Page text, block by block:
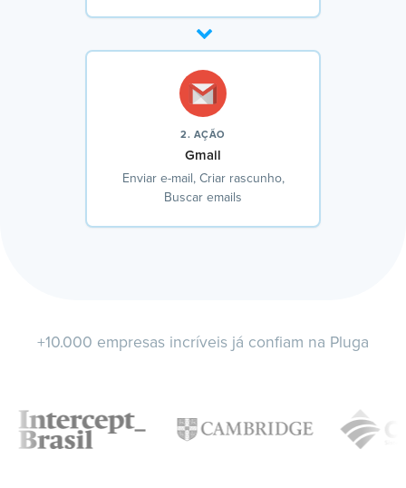
2. AÇÃO
Gmail
Enviar e-mail, Criar rascunho,
Buscar emails
+10.000 empresas incríveis já confiam na Pluga